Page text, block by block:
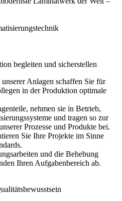
begleiten und sicherstellen
Anlagen schaffen Sie für
in der Produktion optimale
nehmen sie in Betrieb,
und tragen so zur
Prozesse und Produkte bei.
Sie Ihre Projekte im Sinne
und die Behebung
Ihren Aufgabenbereich ab.